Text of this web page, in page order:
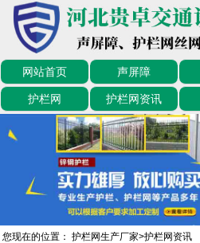
网站首页 声屏障
护栏网 护栏网资讯
您现在的位置： 护栏网生产厂家>护栏网资讯